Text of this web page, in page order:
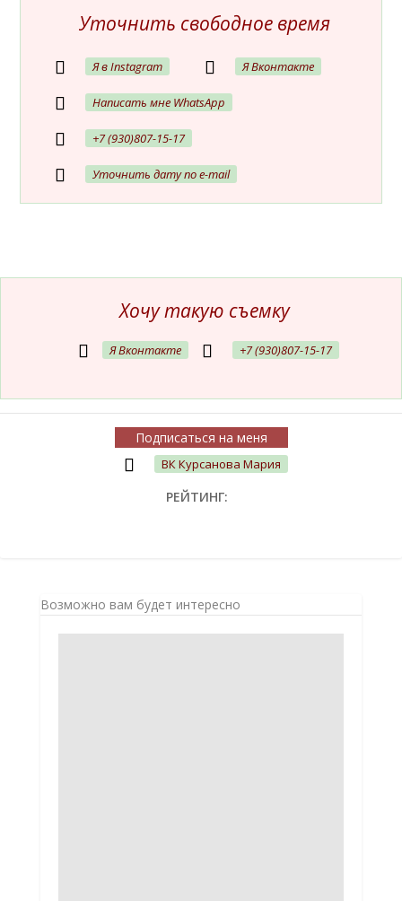
Уточнить свободное время
Я в Instagram Я Вконтакте
Написать мне WhatsApp
+7 (930)807-15-17
Уточнить дату по e-mail
Хочу такую съемку
Я Вконтакте +7 (930)807-15-17
Подписаться на меня
ВК Курсанова Мария
РЕЙТИНГ:
Возможно вам будет интересно